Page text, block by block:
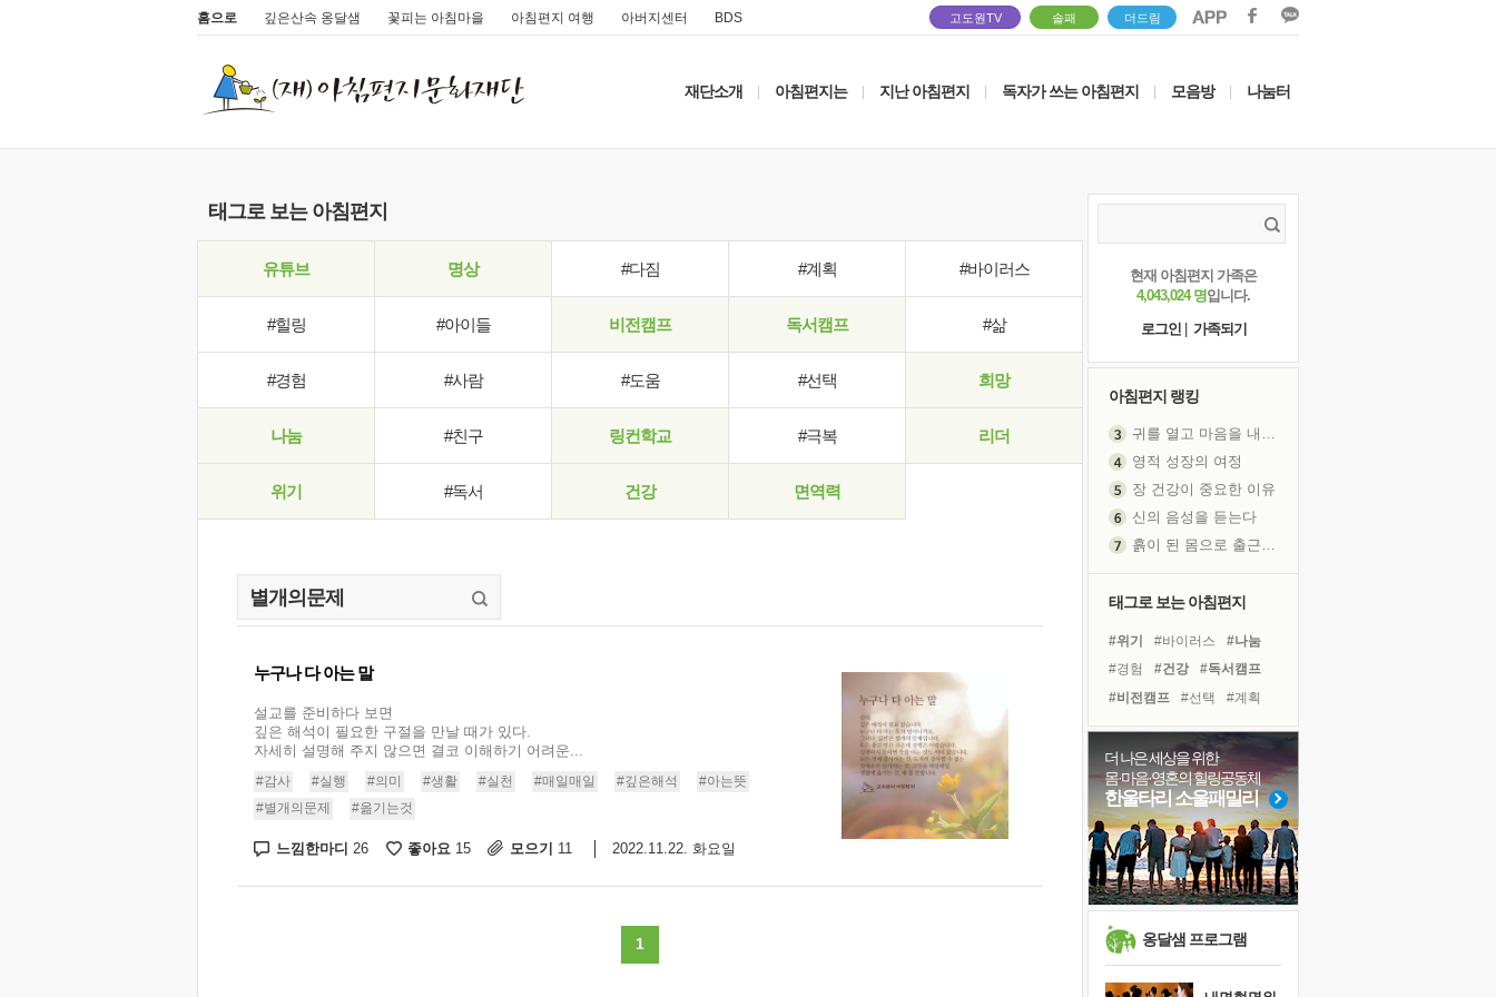
홈으로 깊은산속 옹달샘 꽃피는 아침마을 아침편지 여행 아버지센터 BDS 고도원TV 솔패 더드림
재단소개 아침편지는 지난 아침편지 독자가 쓰는 아침편지 모음방 나눔터
태그로 보는 아침편지
유튜브 명상 #다짐 #계획 #바이러스
#힐링 #아이들 비전캠프 독서캠프 #삶
#경험 #사람 #도움 #선택 희망
나눔 #친구 링컨학교 #극복 리더
위기 #독서 건강 면역력
누구나 다 아는 말
설교를 준비하다 보면
깊은 해석이 필요한 구절을 만날 때가 있다.
자세히 설명해 주지 않으면 결코 이해하기 어려운...
#감사 #실행 #의미 #생활 #실천 #매일매일 #깊은해석
#아는뜻
#별개의문제
#옮기는것
느낌한마디 26 좋아요 15 모으기 11 2022.11.22. 화요일
1
현재 아침편지 가족은
4,043,024 명입니다.
로그인
가족되기
아침편지 랭킹
귀를 열고 마음을 내어주고
영적 성장의 여정
장 건강이 중요한 이유
신의 음성을 듣는다
흙이 된 몸으로 출근하는 여자
졸업식 사진을 보며
극심한 변비, 어깨결림, 수면 장애
아픈 아버지를 위한 공간 설계
슬럼프
보고 싶은 어머니
유년 시절의 부산 영도 바다
못된 꼰대들
희망이란
'모른다'는 것
태그로 보는 아침편지
#위기 #바이러스
#나눔
#경험
#건강
#독서캠프
#비전캠프
#선택
#계획
#리더
#극복 #삶
#다짐
#독서
#아이들
#사람
#명상
#링컨학교
#친구
#힐링
#도움
더 나은 세상을 위한
몸·마음·영혼의 힐링공동체
한울타리 소울패밀리
옹달샘 프로그램